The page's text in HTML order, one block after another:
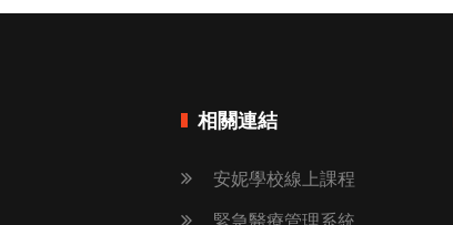
相關連結
安妮學校線上課程